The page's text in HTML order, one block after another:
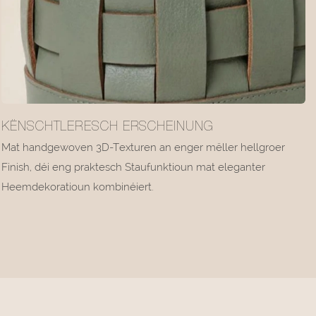
KËNSCHTLERESCH ERSCHEINUNG
Mat handgewoven 3D-Texturen an enger mëller hellgroer
Finish, déi eng praktesch Staufunktioun mat eleganter
Heemdekoratioun kombinéiert.